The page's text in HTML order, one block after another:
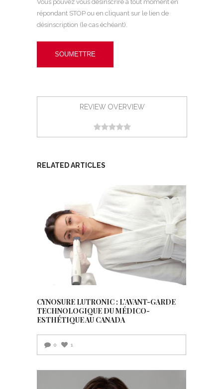
Vous pouvez vous désinscrire à tout moment en
répondant STOP ou en cliquant sur le lien de
désinscription (le cas échéant).
REVIEW OVERVIEW
RELATED ARTICLES
CYNOSURE LUTRONIC : L’AVANT-GARDE
TECHNOLOGIQUE DU MÉDICO-
ESTHÉTIQUE AU CANADA
0 1